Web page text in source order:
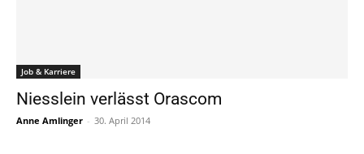
Job & Karriere
Niesslein verlässt Orascom
Anne Amlinger - 30. April 2014